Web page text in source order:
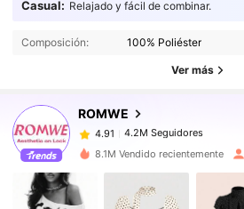
Casual: Relajado y fácil de combinar.
Composición: 100% Poliéster
Ver más
ROMWE
4.91 4.2M Seguidores
4.2M Seguidores
4.2M Seguidores
4.91
4.2M Seguidores
J***o seguidoHace 8 horas
4.91
4.91 4.2M Seguidores
4.2M Seguidores
8.1M Vendido recientemente